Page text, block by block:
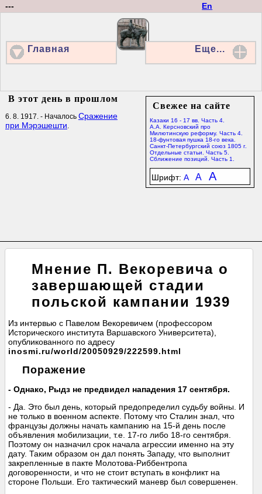
En
---
Главная Еще...
Свежее на сайте
Казаки 16 - 17 вв. Часть 4.
А.А. Керсновский про
Милютинскую реформу. Часть 4.
18-фунтовая пушка 18-го века.
Санкт-Петербургский союз 1805 г.
Отдельные статьи. Часть 5.
Сближение позиций. Часть 1.
Шрифт: A A A
В этот день в прошлом
6. 8. 1917. - Началось Сражение
при Мэрэшешти.
Мнение П. Векоревича о
завершающей стадии
польской кампании 1939
Из интервью с Павелом Векоревичем (профессором
Исторического института Варшавского Университета),
опубликованного по адресу
inosmi.ru/world/20050929/222599.html
Поражение
- Однако, Рыдз не предвидел нападения 17 сентября.
- Да. Это был день, который предопределил судьбу войны. И
не только в военном аспекте. Потому что Сталин знал, что
французы должны начать кампанию на 15-й день после
объявления мобилизации, т.е. 17-го либо 18-го сентября.
Поэтому он назначил срок начала агрессии именно на эту
дату. Таким образом он дал понять Западу, что выполнит
закрепленные в пакте Молотова-Риббентропа
договоренности, и что не стоит вступать в конфликт на
стороне Польши. Его тактический маневр был совершенен.